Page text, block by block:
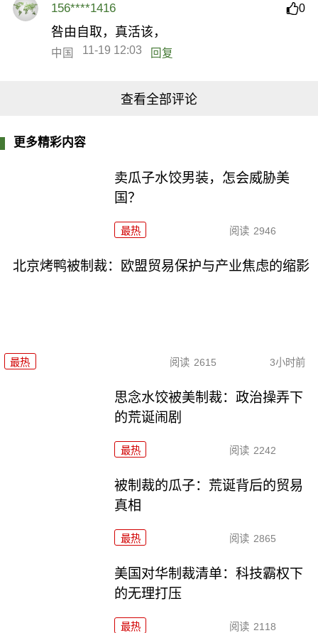
156****1416 0
咎由自取，真活该，
中国 11-19 12:03 回复
查看全部评论
更多精彩内容
卖瓜子水饺男装，怎会威胁美
国？
最热 阅读 2946
北京烤鸭被制裁：欧盟贸易保护与产业焦虑的缩影
最热 阅读 2615 3小时前
思念水饺被美制裁：政治操弄下
的荒诞闹剧
最热 阅读 2242
被制裁的瓜子：荒诞背后的贸易
真相
最热 阅读 2865
美国对华制裁清单：科技霸权下
的无理打压
最热 阅读 2118